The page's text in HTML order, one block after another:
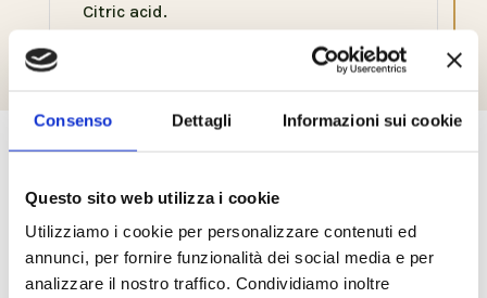
Consenso Dettagli Informazioni sui cookie
Questo sito web utilizza i cookie
Utilizziamo i cookie per personalizzare contenuti ed
annunci, per fornire funzionalità dei social media e per
analizzare il nostro traffico. Condividiamo inoltre
Citric acid.